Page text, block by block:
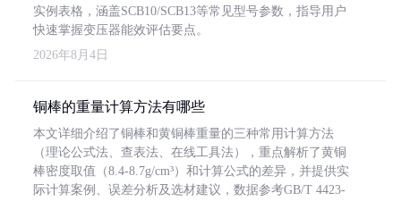
实例表格，涵盖SCB10/SCB13等常见型号参数，指导用户
快速掌握变压器能效评估要点。
2026年8月4日
铜棒的重量计算方法有哪些
本文详细介绍了铜棒和黄铜棒重量的三种常用计算方法
（理论公式法、查表法、在线工具法），重点解析了黄铜
棒密度取值（8.4-8.7g/cm³）和计算公式的差异，并提供实
际计算案例、误差分析及选材建议，数据参考GB/T 4423-